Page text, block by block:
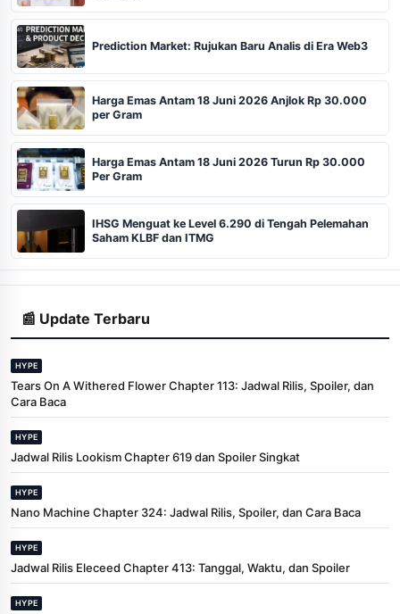
Prediction Market: Rujukan Baru Analis di Era Web3
Harga Emas Antam 18 Juni 2026 Anjlok Rp 30.000
per Gram
Harga Emas Antam 18 Juni 2026 Turun Rp 30.000
Per Gram
IHSG Menguat ke Level 6.290 di Tengah Pelemahan
Saham KLBF dan ITMG
📰 Update Terbaru
HYPE
Tears On A Withered Flower Chapter 113: Jadwal Rilis, Spoiler, dan
Cara Baca
HYPE
Jadwal Rilis Lookism Chapter 619 dan Spoiler Singkat
HYPE
Nano Machine Chapter 324: Jadwal Rilis, Spoiler, dan Cara Baca
HYPE
Jadwal Rilis Eleceed Chapter 413: Tanggal, Waktu, dan Spoiler
HYPE